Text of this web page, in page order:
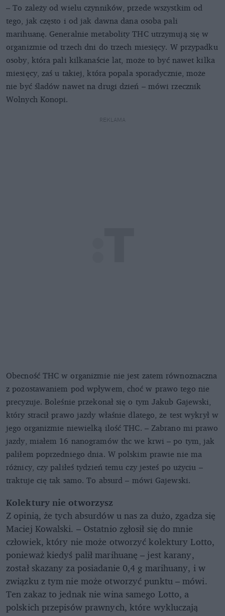
– To zależy od wielu czynników, przede wszystkim od
tego, jak często i od jak dawna dana osoba pali
marihuanę. Generalnie metabolity THC utrzymują się w
organizmie od trzech dni do trzech miesięcy. W przypadku
osoby, która pali kilkanaście lat, może to być nawet kilka
miesięcy, zaś u takiej, która popala sporadycznie, może
nie być śladów nawet na drugi dzień – mówi rzecznik
Wolnych Konopi.
REKLAMA
Obecność THC w organizmie nie jest zatem równoznaczna
z pozostawaniem pod wpływem, choć w prawo tego nie
precyzuje. Boleśnie przekonał się o tym Jakub Gajewski,
który stracił prawo jazdy właśnie dlatego, że test wykrył w
jego organizmie niewielką ilość THC. – Zabrano mi prawo
jazdy, miałem 16 nanogramów thc we krwi – po tym, jak
paliłem poprzedniego dnia. W polskim prawie nie ma
różnicy, czy paliłeś tydzień temu czy jesteś po użyciu –
traktuje cię tak samo. To absurd – mówi Gajewski.
Kolektury nie otworzysz
Z opinią, że tych absurdów u nas za dużo, zgadza się
Maciej Kowalski. – Ostatnio zgłosił się do mnie
człowiek, który nie może otworzyć kolektury Lotto,
ponieważ kiedyś palił marihuanę – jest karany,
został skazany za posiadanie 0,4 g marihuany, i w
związku z tym nie może otworzyć punktu – mówi.
Ten zakaz to jednak nie wina samego Lotto, a
polskich przepisów prawnych, które wykluczają